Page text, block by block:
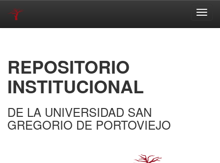
REPOSITORIO
INSTITUCIONAL
DE LA UNIVERSIDAD SAN
GREGORIO DE PORTOVIEJO